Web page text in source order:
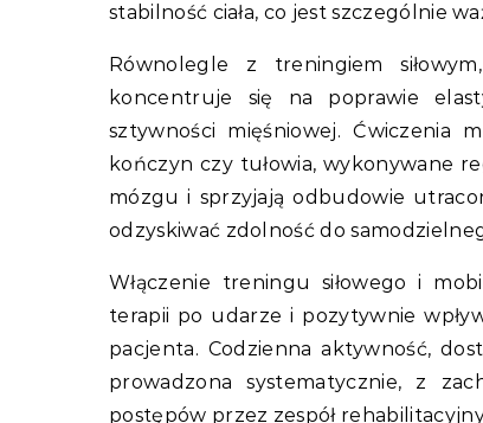
stabilność ciała, co jest szczególnie
Równolegle z treningiem
koncentruje się na poprawie
sztywności mięśniowej. Ćwiczenia
kończyn czy tułowia, wykonywane
mózgu i sprzyjają odbudowie
odzyskiwać zdolność do
Włączenie treningu siłowego i
terapii po udarze i pozytywnie
pacjenta. Codzienna aktywność,
prowadzona systematycznie, z
postępów przez zespół